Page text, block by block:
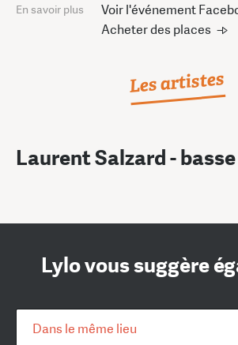
En savoir plus
Voir l'événement
Acheter des places
Les artistes
Laurent Salzard - basse
Lylo vous suggère
Dans le même lieu